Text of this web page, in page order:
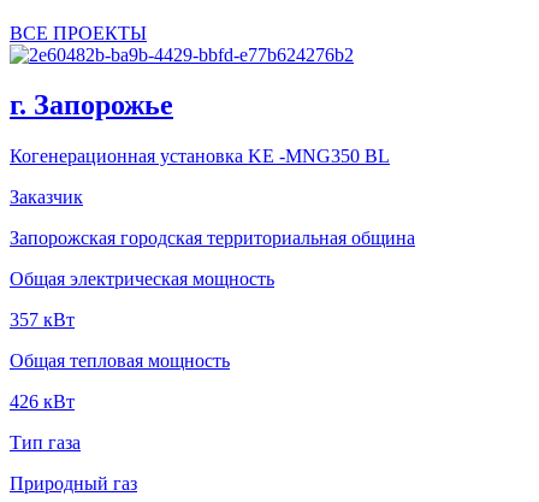
ВСЕ ПРОЕКТЫ
г. Запорожье
Когенерационная установка KE -MNG350 BL
Заказчик
Запорожская городская территориальная община
Общая электрическая мощность
357 кВт
Общая тепловая мощность
426 кВт
Тип газа
Природный газ